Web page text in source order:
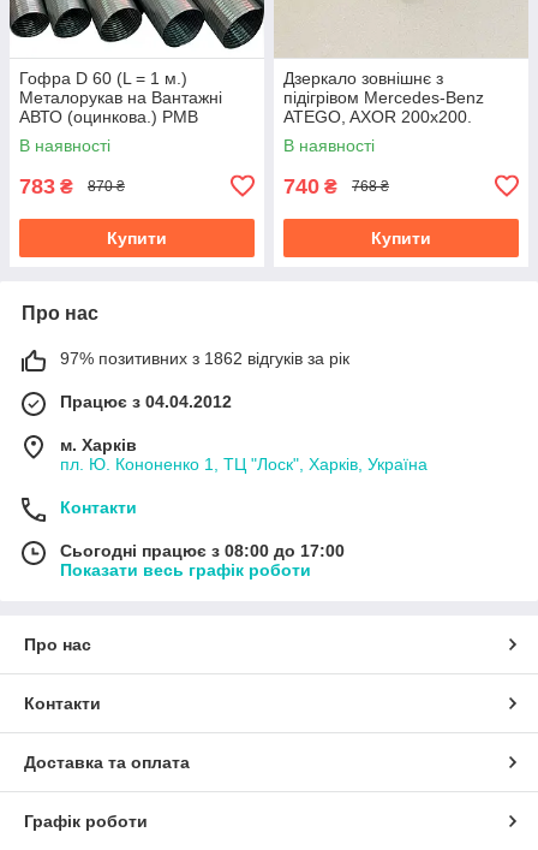
Гофра D 60 (L = 1 м.)
Металорукав на Вантажні
АВТО (оцинкова.) РМВ
60х1000
В наявності
783 ₴ 870 ₴
Купити
Дзеркало зовнішнє з
підігрівом Mercedes-Benz
ATEGO, AXOR 200x200.
LL01-10-010H
В наявності
740 ₴ 768 ₴
Купити
Про нас
97% позитивних з 1862 відгуків за рік
Працює з 04.04.2012
м. Харків
пл. Ю. Кононенко 1, ТЦ "Лоск", Харків, Україна
Контакти
Сьогодні працює з 08:00 до 17:00
Показати весь графік роботи
Про нас
Контакти
Доставка та оплата
Графік роботи